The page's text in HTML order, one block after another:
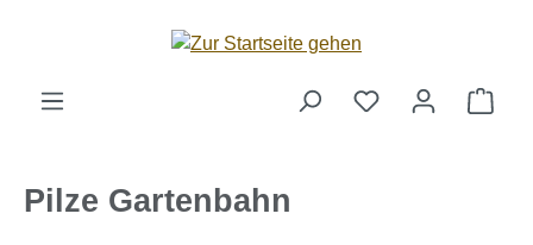
Zum Hauptinhalt springen
Pilze Gartenbahn